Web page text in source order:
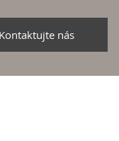
Kontaktujte nás